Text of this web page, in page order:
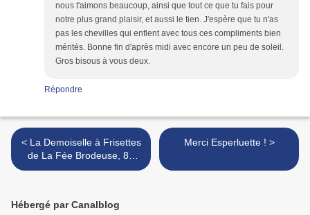
nous t'aimons beaucoup, ainsi que tout ce que tu fais pour
notre plus grand plaisir, et aussi le tien. J'espère que tu n'as
pas les chevilles qui enflent avec tous ces compliments bien
mérités. Bonne fin d'après midi avec encore un peu de soleil.
Gros bisous à vous deux.
Répondre
< La Demoiselle à Frisettes
de La Fée Brodeuse, 8e
inscrite
Merci Esperluette ! >
Hébergé par Canalblog